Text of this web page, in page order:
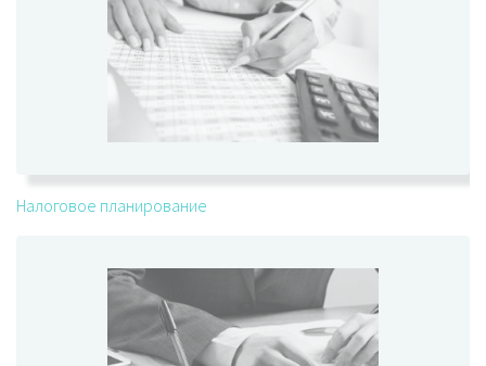
Налоговое планирование